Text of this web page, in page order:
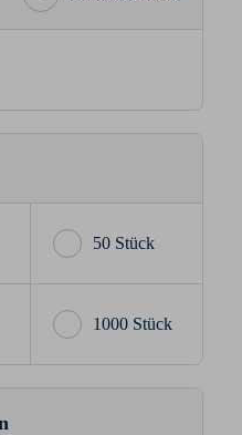
50 Stück
1000 Stück